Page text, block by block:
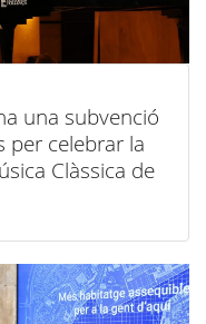
una subvenció
per celebrar la
Clàssica de